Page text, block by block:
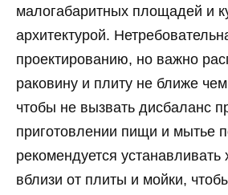
малогабаритных площадей и
архитектурой.
проектированию, но важно
раковину и плиту не ближе
чтобы не вызвать дисбаланс
приготовлении пищи и мытье
рекомендуется устанавливать
вблизи от плиты и мойки,